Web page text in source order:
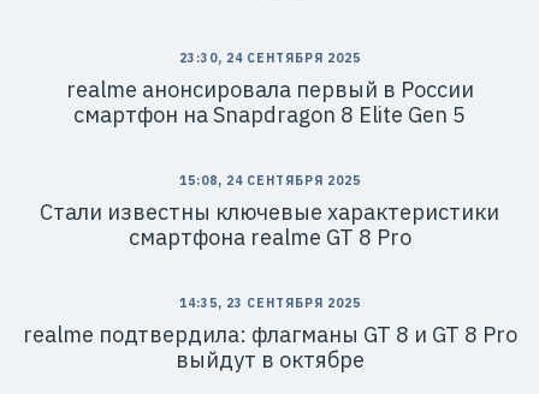
23:30, 24 СЕНТЯБРЯ 2025
realme анонсировала первый в России
смартфон на Snapdragon 8 Elite Gen 5
15:08, 24 СЕНТЯБРЯ 2025
Стали известны ключевые характеристики
смартфона realme GT 8 Pro
14:35, 23 СЕНТЯБРЯ 2025
realme подтвердила: флагманы GT 8 и GT 8 Pro
выйдут в октябре